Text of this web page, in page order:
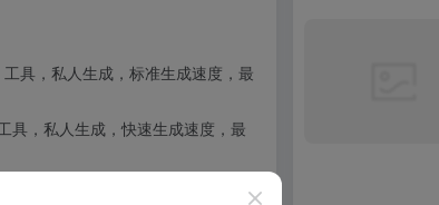
具，私人生成，标准生成速度，最
具，私人生成，快速生成速度，最
具，私人生成，最快生成速度，无